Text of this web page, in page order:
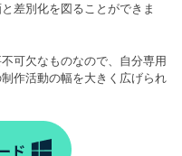
差別化を図ることができま
可欠なものなので、自分専用
作活動の幅を大きく広げられ